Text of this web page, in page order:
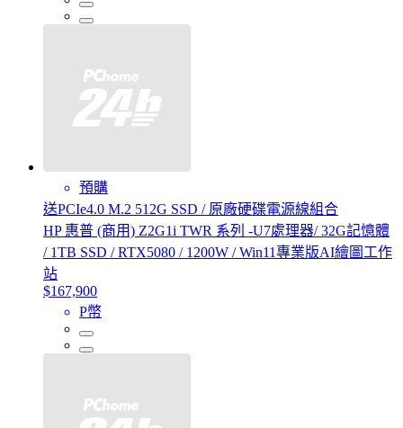
預購
送PCIe4.0 M.2 512G SSD / 原廠硬碟電源線組合
HP 惠普 (商用) Z2G1i TWR 系列 -U7處理器/ 32G記憶體
/ 1TB SSD / RTX5080 / 1200W / Win11專業版AI繪圖工作
站
$167,900
P幣